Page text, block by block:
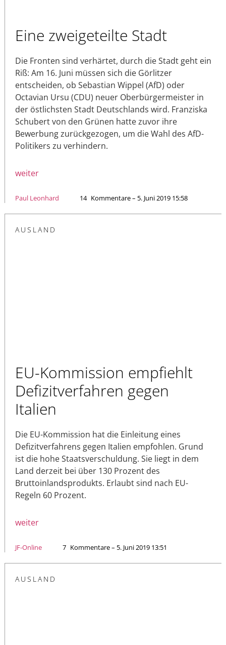
Eine zweigeteilte Stadt
Die Fronten sind verhärtet, durch die Stadt geht ein
Riß: Am 16. Juni müssen sich die Görlitzer
entscheiden, ob Sebastian Wippel (AfD) oder
Octavian Ursu (CDU) neuer Oberbürgermeister in
der östlichsten Stadt Deutschlands wird. Franziska
Schubert von den Grünen hatte zuvor ihre
Bewerbung zurückgezogen, um die Wahl des AfD-
Politikers zu verhindern.
weiter
Paul Leonhard 14 Kommentare – 5. Juni 2019 15:58
AUSLAND
EU-Kommission empfiehlt
Defizitverfahren gegen
Italien
Die EU-Kommission hat die Einleitung eines
Defizitverfahrens gegen Italien empfohlen. Grund
ist die hohe Staatsverschuldung. Sie liegt in dem
Land derzeit bei über 130 Prozent des
Bruttoinlandsprodukts. Erlaubt sind nach EU-
Regeln 60 Prozent.
weiter
JF-Online 7 Kommentare – 5. Juni 2019 13:51
AUSLAND